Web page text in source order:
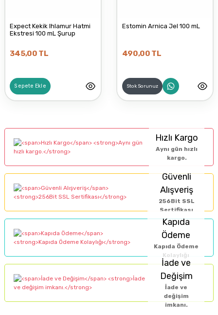
Expect Kekik Ihlamur Hatmi
Ekstresi 100 mL Şurup
345,00 TL
Sepete Ekle
Estomin Arnica Jel 100 mL
490,00 TL
Stok Sorunuz
Hızlı Kargo
Aynı gün hızlı
kargo.
Güvenli
Alışveriş
256Bit SSL
Sertifikası
Kapıda
Ödeme
Kapıda Ödeme
Kolaylığı
İade ve
Değişim
İade ve
değişim
imkanı.